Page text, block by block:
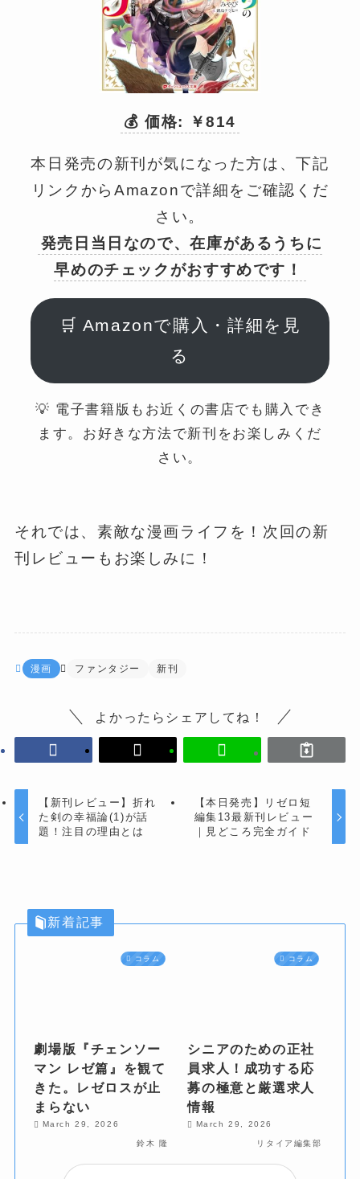
💰 価格: ￥814
本日発売の新刊が気になった方は、下記
リンクからAmazonで詳細をご確認くだ
さい。
発売日当日なので、在庫があるうちに
早めのチェックがおすすめです！
🛒 Amazonで購入・詳細を見
る
💡 電子書籍版もお近くの書店でも購入でき
ます。お好きな方法で新刊をお楽しみくだ
さい。
それでは、素敵な漫画ライフを！次回の新
刊レビューもお楽しみに！
漫画 ファンタジー 新刊
よかったらシェアしてね！
【新刊レビュー】折れ
た剣の幸福論(1)が話
題！注目の理由とは
【本日発売】リゼロ短
編集13最新刊レビュー
｜見どころ完全ガイド
新着記事
コラム
劇場版『チェンソー
マン レゼ篇』を観て
きた。レゼロスが止
まらない
March 29, 2026
鈴木 隆
コラム
シニアのための正社
員求人！成功する応
募の極意と厳選求人
情報
March 29, 2026
リタイア編集部